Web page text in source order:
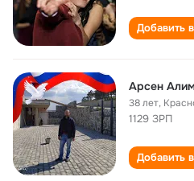
Добавить
Арсен
38 лет,
1129 ЗРП
Добавить